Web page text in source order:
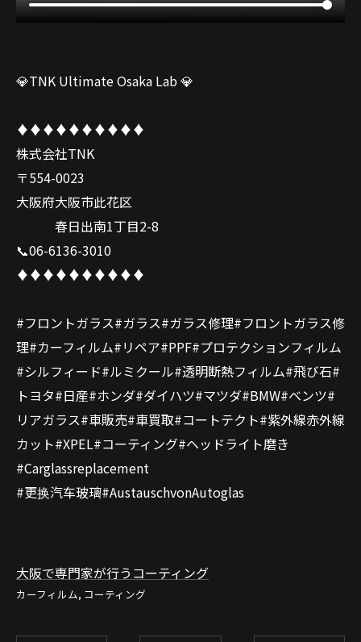
💎TNK Ultimate Osaka Lab 💎
♦️♦️♦️♦️♦️♦️♦️♦️♦️♦️
株式会社TNK
〒554-0023
大阪府大阪市此花区
春日出南1丁目2-8
📞06-6136-3010
♦️♦️♦️♦️♦️♦️♦️♦️♦️♦️
#フロントガラス#ガラス#ガラス修理#フロントガラス修
理#カーフィルム#リペア#PPF#プロテクションフィルム
#シルフィード#ルミクール#透明断熱フィルム#飛び石#
トヨタ#日産#ホンダ#ダイハツ#マツダ#BMW#ベンツ#
リアガラス#車販売#車買取#コートテクト#紫外線赤外線
カット#XPEL#コーティング#ヘッドライト磨き
#Carglassreplacement
#更换汽车玻璃#AustauschvonAutoglas
大阪で専門家が行うコーティング
カーフィルム コーティング